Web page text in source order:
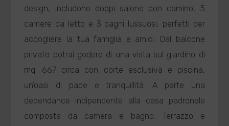
design, includono doppi salone con camino, 5
camere da letto e 3 bagni lussuosi, perfetti per
accogliere la tua famiglia e amici. Dal balcone
privato potrai godere di una vista sul giardino di
mq. 667 circa con corte esclusiva e piscina,
un'oasi di pace e tranquillità. A parte una
dependance indipendente alla casa padronale
composta da camera e bagno. Terrazzo e